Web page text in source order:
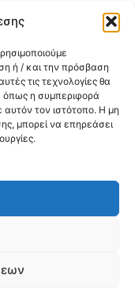
ή / και την πρόσβαση
τις τεχνολογίες θα
όπως η συμπεριφορά
τον ιστότοπο. Η μη
μπορεί να επηρεάσει
της
Έργων &
- Συμβάσεις
226 200